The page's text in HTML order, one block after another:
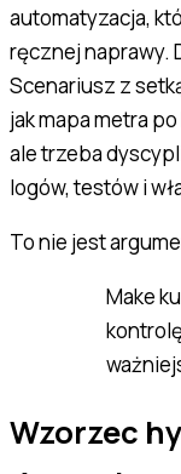
automatyzacja,
ręcznej naprawy.
Scenariusz z
jak mapa metra
ale trzeba
logów, testów i
To nie jest
Make
Wzorzec